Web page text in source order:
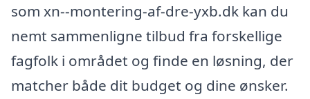
som xn--montering-af-dre-yxb.dk kan du
nemt sammenligne tilbud fra forskellige
fagfolk i området og finde en løsning, der
matcher både dit budget og dine ønsker.